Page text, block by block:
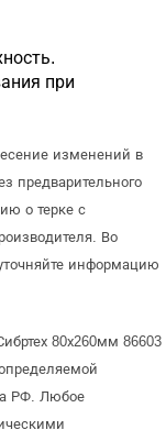
при
изменений в
предварительного
о терке с
Во
информацию
80х260мм 86603
РФ. Любое